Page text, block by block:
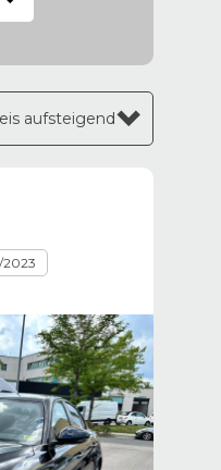
aufsteigend
2023